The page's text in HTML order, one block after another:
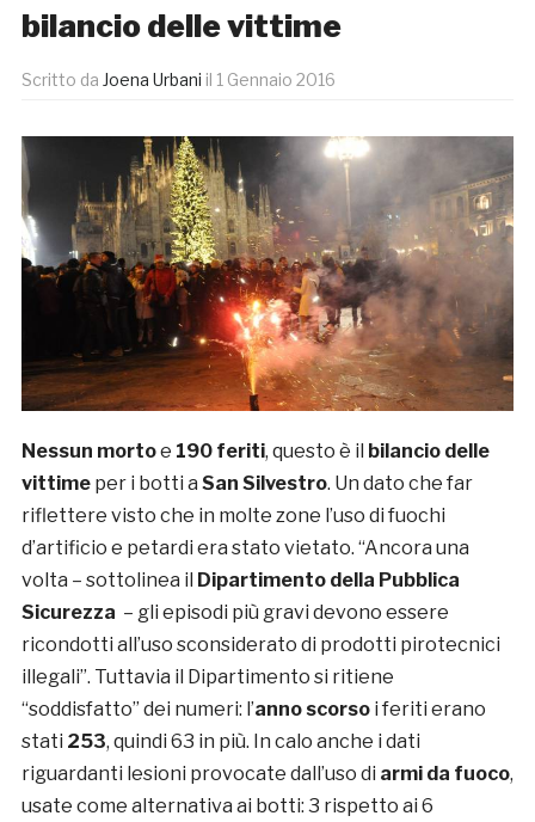
bilancio delle vittime
Scritto da Joena Urbani il 1 Gennaio 2016
Nessun mortoe 190 feriti, questo è il bilancio delle
vittimeper i botti a San Silvestro. Un dato che far
riflettere visto che in molte zone l’uso di fuochi
d’artificio e petardi era stato vietato. “Ancora una
volta – sottolinea il Dipartimento della Pubblica
Sicurezza – gli episodi più gravi devono essere
ricondotti all’uso sconsiderato di prodotti pirotecnici
illegali”. Tuttavia il Dipartimento si ritiene
“soddisfatto” dei numeri: l’anno scorso i feriti erano
stati 253, quindi 63 in più. In calo anche i dati
riguardanti lesioni provocate dall’uso di armi da fuoco,
usate come alternativa ai botti: 3 rispetto ai 6